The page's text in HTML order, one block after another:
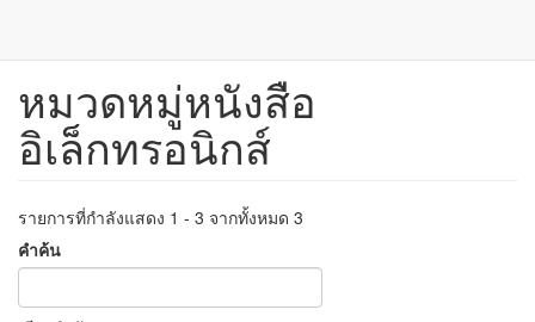
ข้าม
เนื้อหา
หมวดหมู่หนังสือ
อิเล็กทรอนิกส์
รายการที่กำลังแสดง 1 - 3 จากทั้งหมด 3
คำค้น